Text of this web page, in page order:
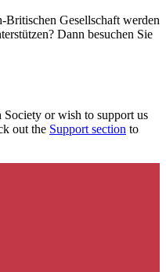
Gesellschaft werden
Dann besuchen Sie
or wish to support us
out the Support section to